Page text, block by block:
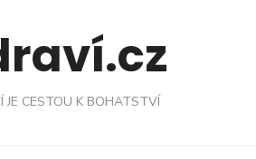
JE CESTOU K BOHATSTVÍ